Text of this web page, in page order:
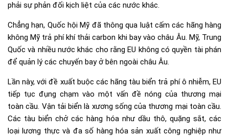
phải sự phản đối kịch liệt của các nước khác.
Chẳng hạn, Quốc hội Mỹ đã thông qua luật cấm các hãng hàng
không Mỹ trả phí khí thải carbon khi bay vào châu Âu. Mỹ, Trung
Quốc và nhiều nước khác cho rằng EU không có quyền tài phán
để quản lý các chuyến bay ở bên ngoài châu Âu.
Lần này, với đề xuất buộc các hãng tàu biển trả phí ô nhiễm, EU
tiếp tục đụng chạm vào một vấn đề nóng của thương mại
toàn cầu. Vận tải biển là xương sống của thương mại toàn cầu.
Các tàu biển chở các hàng hóa như dầu thô, quặng sắt, các
loại lương thực và đa số hàng hóa sản xuất công nghiệp như